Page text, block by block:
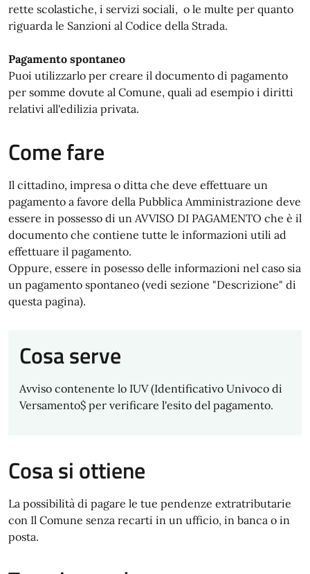
rette scolastiche, i servizi sociali, o le multe per quanto
riguarda le Sanzioni al Codice della Strada.
Pagamento spontaneo
Puoi utilizzarlo per creare il documento di pagamento
per somme dovute al Comune, quali ad esempio i diritti
relativi all'edilizia privata.
Come fare
Il cittadino, impresa o ditta che deve effettuare un
pagamento a favore della Pubblica Amministrazione deve
essere in possesso di un AVVISO DI PAGAMENTO che è il
documento che contiene tutte le informazioni utili ad
effettuare il pagamento.
Oppure, essere in posesso delle informazioni nel caso sia
un pagamento spontaneo (vedi sezione "Descrizione" di
questa pagina).
Cosa serve
Avviso contenente lo IUV (Identificativo Univoco di
Versamento$ per verificare l'esito del pagamento.
Cosa si ottiene
La possibilità di pagare le tue pendenze extratributarie
con Il Comune senza recarti in un ufficio, in banca o in
posta.